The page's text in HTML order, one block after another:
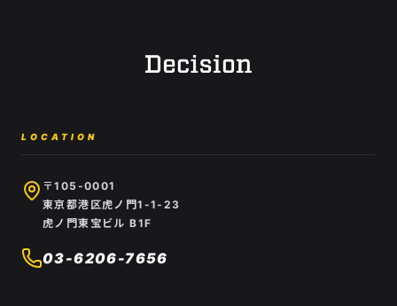
LOCATION
〒105-0001
東京都港区虎ノ門1-1-23
虎ノ門東宝ビル B1F
03-6206-7656